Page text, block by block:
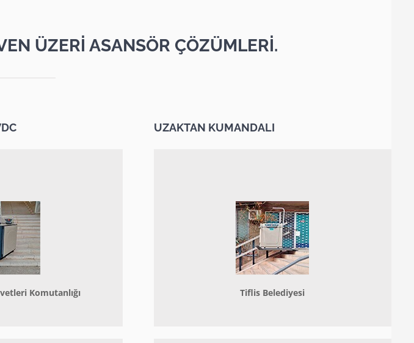
ÜZERİ ASANSÖR ÇÖZÜMLERİ.
UZAKTAN KUMANDALI
Komutanlığı Tiflis Belediyesi